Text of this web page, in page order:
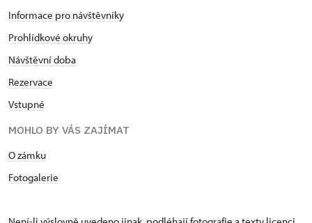
Informace pro návštěvníky
Prohlídkové okruhy
Návštěvní doba
Rezervace
Vstupné
MOHLO BY VÁS ZAJÍMAT
O zámku
Fotogalerie